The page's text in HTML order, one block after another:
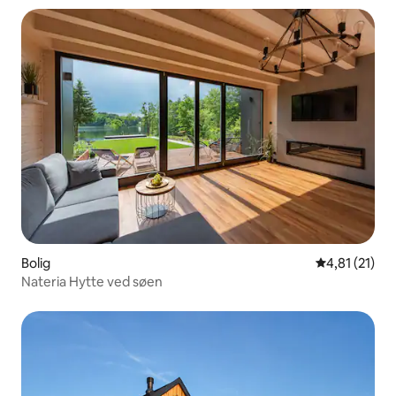
Bolig 4,81 ud af 5
4,81 (21)
Nateria Hytte ved søen